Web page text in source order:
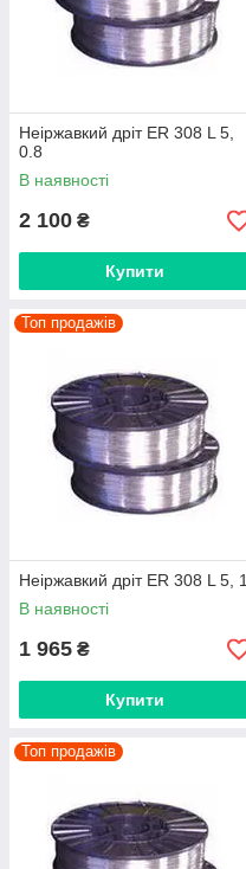
Неіржавкий дріт ER 308 L 5,
0.8
В наявності
2 100 ₴
Купити
Топ продажів
Неіржавкий дріт ER 308 L 5, 1
В наявності
1 965 ₴
Купити
Топ продажів